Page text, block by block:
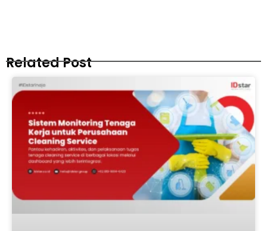
Related Post